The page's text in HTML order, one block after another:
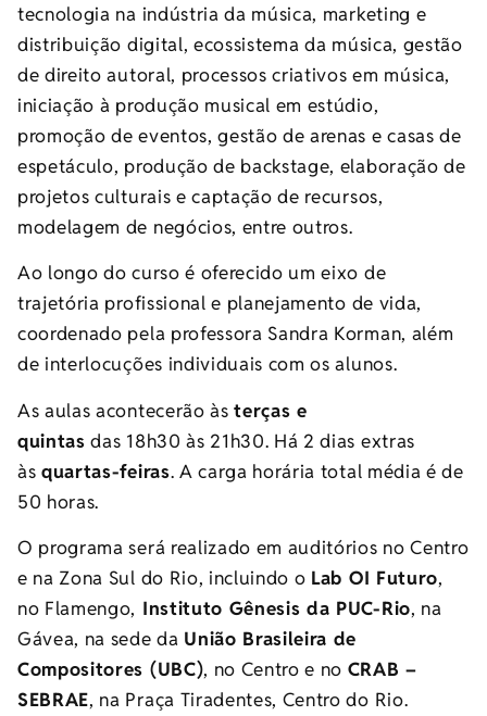
tecnologia na indústria da música, marketing e
distribuição digital, ecossistema da música, gestão
de direito autoral, processos criativos em música,
iniciação à produção musical em estúdio,
promoção de eventos, gestão de arenas e casas de
espetáculo, produção de backstage, elaboração de
projetos culturais e captação de recursos,
modelagem de negócios, entre outros.
Ao longo do curso é oferecido um eixo de
trajetória profissional e planejamento de vida,
coordenado pela professora Sandra Korman, além
de interlocuções individuais com os alunos.
As aulas acontecerão àsterças e
quintas das 18h30 às 21h30. Há 2 dias extras
àsquartas-feiras. A carga horária total média é de
50 horas.
O programa será realizado em auditórios no Centro
e na Zona Sul do Rio, incluindo o Lab OI Futuro,
no Flamengo, Instituto Gênesis da PUC-Rio, na
Gávea, na sede da União Brasileira de
Compositores (UBC), no Centro e no CRAB –
SEBRAE, na Praça Tiradentes, Centro do Rio.